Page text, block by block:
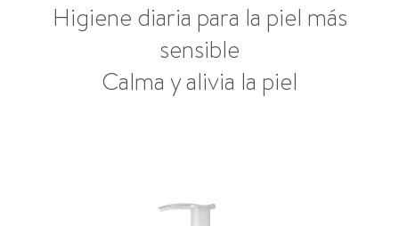
Higiene diaria para la piel más
sensible
Calma y alivia la piel